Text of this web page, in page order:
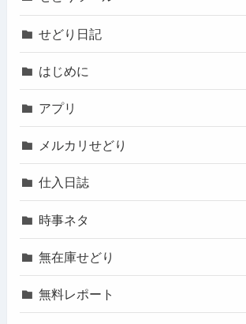
せどり日記
はじめに
アプリ
メルカリせどり
仕入日誌
時事ネタ
無在庫せどり
無料レポート